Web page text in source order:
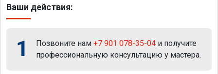
Ваши действия:
1 Позвоните нам +7 901 078-35-04 и получите
профессиональную консультацию у мастера.